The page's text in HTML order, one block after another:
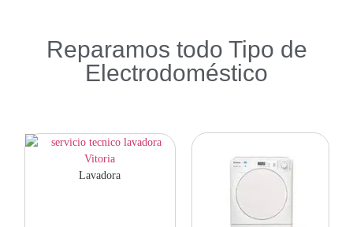
Reparamos todo Tipo de
Electrodoméstico
Lavadora